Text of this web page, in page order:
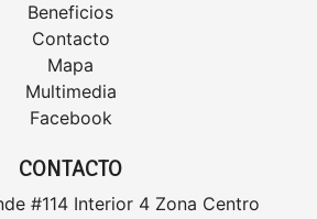
Beneficios
Contacto
Mapa
Multimedia
Facebook
CONTACTO
#114 Interior 4 Zona Centro